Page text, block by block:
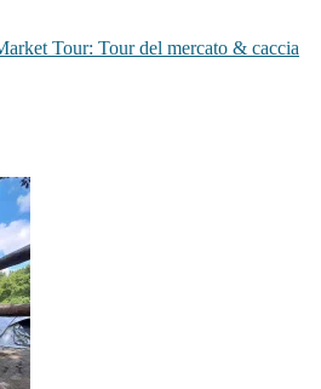
Tour: Tour del mercato & caccia